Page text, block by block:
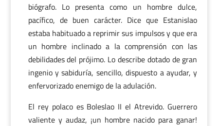
biógrafo. Lo presenta como un hombre dulce,
pacífico, de buen carácter. Dice que Estanislao
estaba habituado a reprimir sus impulsos y que era
un hombre inclinado a la comprensión con las
debilidades del prójimo. Lo describe dotado de gran
ingenio y sabiduría, sencillo, dispuesto a ayudar, y
enfervorizado enemigo de la adulación.
El rey polaco es Boleslao II el Atrevido. Guerrero
valiente y audaz, ¡un hombre nacido para ganar!